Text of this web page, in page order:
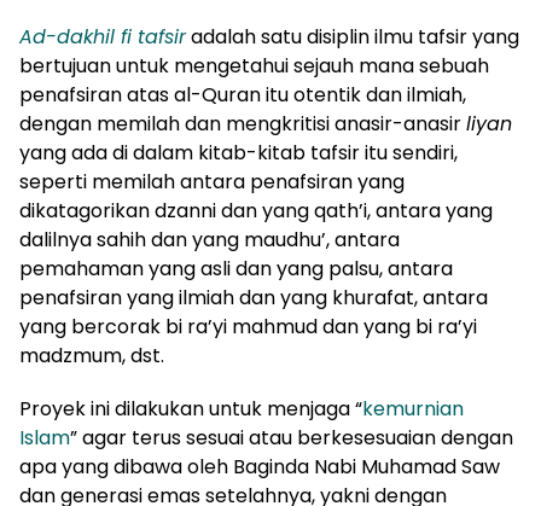
Ad-dakhil fi tafsiradalah satu disiplin ilmu tafsir yang
bertujuan untuk mengetahui sejauh mana sebuah
penafsiran atas al-Quran itu otentik dan ilmiah,
dengan memilah dan mengkritisi anasir-anasirliyan
yang ada di dalam kitab-kitab tafsir itu sendiri,
seperti memilah antara penafsiran yang
dikatagorikan dzanni dan yang qath’i, antara yang
dalilnya sahih dan yang maudhu’, antara
pemahaman yang asli dan yang palsu, antara
penafsiran yang ilmiah dan yang khurafat, antara
yang bercorak bi ra’yi mahmud dan yang bi ra’yi
madzmum, dst.
Proyek ini dilakukan untuk menjaga “kemurnian
Islam” agar terus sesuai atau berkesesuaian dengan
apa yang dibawa oleh Baginda Nabi Muhamad Saw
dan generasi emas setelahnya, yakni dengan